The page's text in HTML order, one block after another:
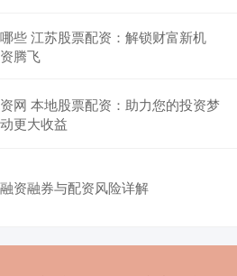
些 江苏股票配资：解锁财富新机
腾飞
网 本地股票配资：助力您的投资梦
更大收益
资融券与配资风险详解